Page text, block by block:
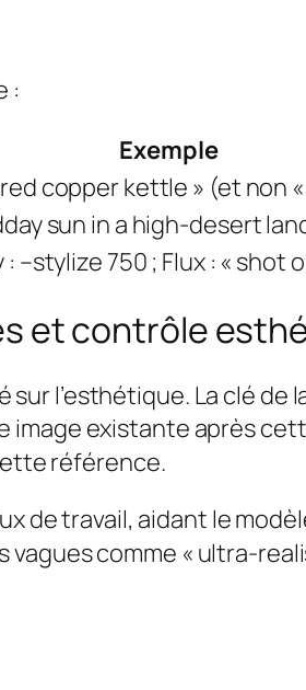
:
Exemple
copper kettle » (et non
sun in a high-desert
–stylize 750 ; Flux : « shot
et contrôle
l’esthétique. La clé de
image existante après
référence.
de travail, aidant le
comme « ultra-